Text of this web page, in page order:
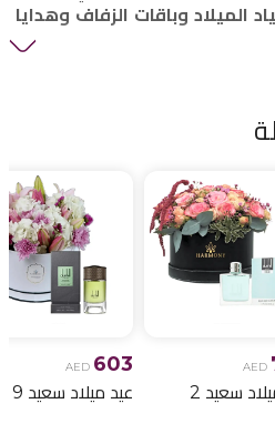
الميلاد وباقات الزفاف وهدايا
AED
سعيد 2
AED 603
عيد ميلاد سعيد 9